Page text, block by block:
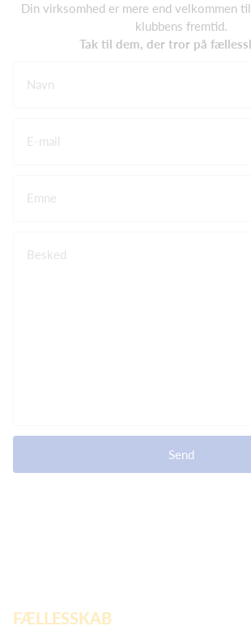
Din virksomhed er mere end velkommen
klubbens fremtid.
Tak til dem, der tror på
Navn
E-mail
Emne
Besked
Send
FÆLLESSKAB